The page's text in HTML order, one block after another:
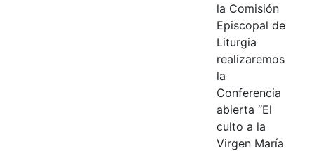
la Comisión
Episcopal de
Liturgia
realizaremos
la
Conferencia
abierta “El
culto a la
Virgen María